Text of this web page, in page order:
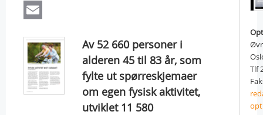
Av 52 660 personer i
alderen 45 til 83 år, som
fylte ut spørreskjemaer
om egen fysisk aktivitet,
utviklet 11 580
Tlf